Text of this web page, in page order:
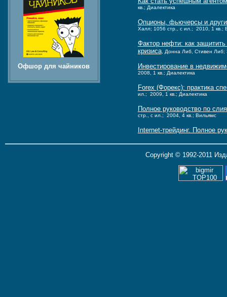
Офшор для чайников
кв.; Диалектика
Опционы, фьючерсы и
Халл; 1056 стр., с ил.; 2010, 1 кв.;
Фактор нефти: как
кризиса, Донна Либ, Стивен Либ;
Инвестирование в
2008, 1 кв.; Диалектика
Forex (Форекс): практика
ил.; 2009, 1 кв.; Диалектика
Полное руководство по
стр., с ил.; 2004, 4 кв.; Вильямс
Internet-трейдинг. Полное
Copyright © 1992-2011